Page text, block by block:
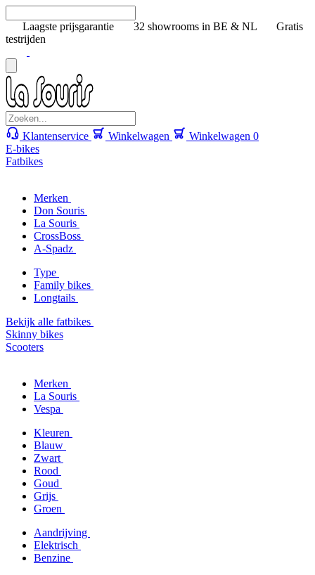
Laagste prijsgarantie 32 showrooms in BE & NL
Gratis
testrijden
Klantenservice Winkelwagen Winkelwagen 0
E-bikes
Fatbikes
Merken
Don Souris
La Souris
CrossBoss
A-Spadz
Type
Family bikes
Longtails
Bekijk alle fatbikes
Skinny bikes
Scooters
Merken
La Souris
Vespa
Kleuren
Blauw
Zwart
Rood
Goud
Grijs
Groen
Aandrijving
Elektrisch
Benzine